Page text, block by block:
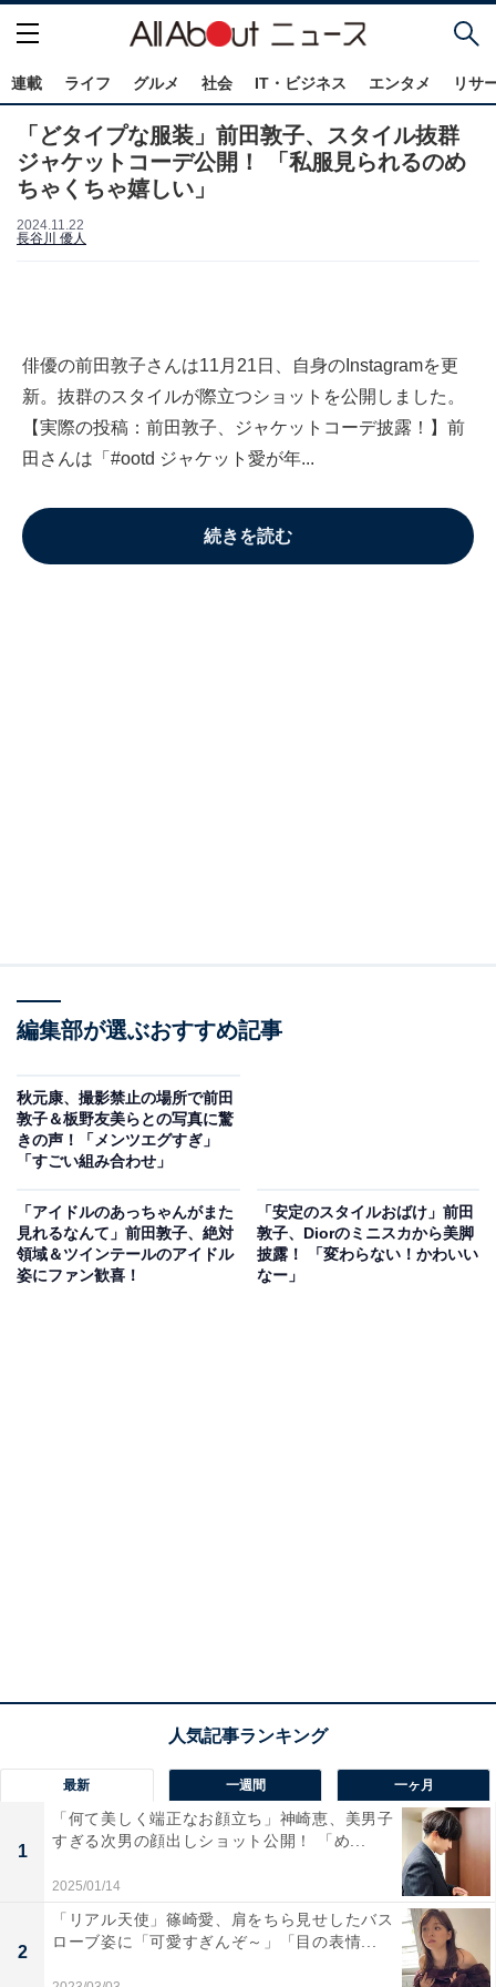
連載 ライフ グルメ 社会 IT・ビジネス エンタメ リサ
「どタイプな服装」前田敦子、スタイル抜群
ジャケットコーデ公開！ 「私服見られるのめ
ちゃくちゃ嬉しい」
2024.11.22
長谷川 優人
俳優の前田敦子さんは11月21日、自身のInstagramを更
新。抜群のスタイルが際立つショットを公開しました。
【実際の投稿：前田敦子、ジャケットコーデ披露！】前
田さんは「#ootd ジャケット愛が年...
続きを読む
編集部が選ぶおすすめ記事
秋元康、撮影禁止の場所で前田
敦子＆板野友美らとの写真に驚
きの声！「メンツエグすぎ」
「すごい組み合わせ」
「アイドルのあっちゃんがまた
見れるなんて」前田敦子、絶対
領域＆ツインテールのアイドル
姿にファン歓喜！
「安定のスタイルおばけ」前田
敦子、Diorのミニスカから美脚
披露！ 「変わらない！かわいい
なー」
最新 一週間 一ヶ月
1
「何て美しく端正なお顔立ち」神崎恵、美男子
すぎる次男の顔出しショット公開！ 「め...
2025/01/14
2
「リアル天使」篠崎愛、肩をちら見せしたバス
ローブ姿に「可愛すぎんぞ～」「目の表情...